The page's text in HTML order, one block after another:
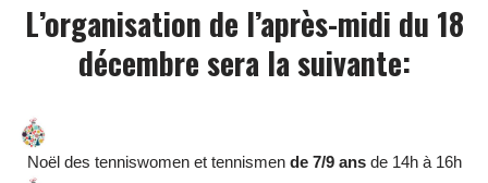
L’organisation de l’après-midi du 18
décembre sera la suivante:
Noël des tenniswomen et tennismen de 7/9 ansde 14h à 16h